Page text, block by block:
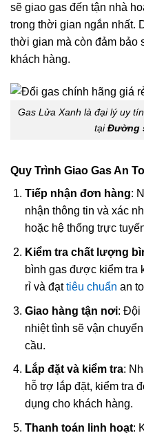
sẽ giao gas đến tận nhà
trong thời gian ngắn nhất.
thời gian mà còn đảm bảo
khách hàng.
Gas Lửa Xanh là đại lý uy
tạiĐường
Quy Trình Giao Gas An
Tiếp nhận đơn hàng:
nhận thông tin và xác
hoặc hệ thống trực
Kiểm tra chất lượng
bình gas được kiểm tra
rỉ và đạttiêu chuẩn an
Giao hàng tận nơi: Đội
nhiệt tình sẽ vận
cầu.
Lắp đặt và kiểm tra:
hỗ trợ lắp đặt, kiểm tra
dụng cho khách hàng.
Thanh toán linh hoạt: